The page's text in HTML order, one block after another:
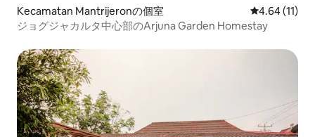
Kecamatan Mantrijeronの個室 レビュー11
4.64 (11)
ジョグジャカルタ中心部のArjuna Garden Homestay